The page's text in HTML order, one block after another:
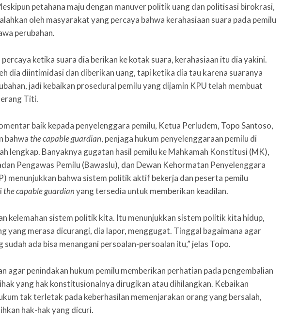
petahana maju dengan manuver politik uang dan politisasi birokrasi,
oleh masyarakat yang percaya bahwa kerahasiaan suara pada pemilu
perubahan.
ketika suara dia berikan ke kotak suara, kerahasiaan itu dia yakini.
dia diintimidasi dan diberikan uang, tapi ketika dia tau karena suaranya
jadi kebaikan prosedural pemilu yang dijamin KPU telah membuat
Titi.
baik kepada penyelenggara pemilu, Ketua Perludem, Topo Santoso,
bahwa the capable guardian, penjaga hukum penyelenggaraan pemilu di
lengkap. Banyaknya gugatan hasil pemilu ke Mahkamah Konstitusi (MK),
Pengawas Pemilu (Bawaslu), dan Dewan Kehormatan Penyelenggara
menunjukkan bahwa sistem politik aktif bekerja dan peserta pemilu
the capable guardianyang tersedia untuk memberikan keadilan.
kelemahan sistem politik kita. Itu menunjukkan sistem politik kita hidup,
yang merasa dicurangi, dia lapor, menggugat. Tinggal bagaimana agar
sudah ada bisa menangani persoalan-persoalan itu,” jelas Topo.
agar penindakan hukum pemilu memberikan perhatian pada pengembalian
yang hak konstitusionalnya dirugikan atau dihilangkan. Kebaikan
tak terletak pada keberhasilan memenjarakan orang yang bersalah,
hak-hak yang dicuri.